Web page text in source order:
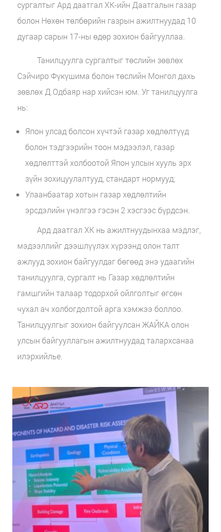
сургалтыг Ард даатгал ХК-ийн Даатгалын газар
болон Нөхөн төлбөрийн газрын ажилтнуудад 10
дугаар сарын 17-ны өдөр зохион байгууллаа.
Танилцуулга сургалтыг төслийн зөвлөх
Сэйчиро Фүкүшима болон төслийн Монгол дахь
зөвлөх Д.Одбаяр нар хийсэн юм. Уг танилцуулга
нь:
Япон улсад болсон хүчтэй газар хөдлөлтүүд
болон тэдгээрийн тоон мэдээлэл, газар
хөдлөлттэй холбоотой Япон улсын хууль эрх
зүйн зохицуулалтууд, стандарт нормууд;
Улаанбаатар хотын газар хөдлөлтийн
эрсдэлийн үнэлгээ гэсэн 2 хэсгээс бүрдсэн.
Ард даатгал ХК нь ажилтнуудынхаа мэдлэг,
мэдээллийг дээшлүүлэх хүрээнд олон талт
ажлууд зохион байгуулдаг бөгөөд энэ удаагийн
танилцуулга, сургалт нь Газар хөдлөлтийн
гамшгийн талаар тодорхой ойлголтыг өгсөн
чухал ач холбогдолтой арга хэмжээ боллоо.
Танилцуулгыг зохион байгуулсан ЖАЙКА олон
улсын байгууллагын ажилтнуудад талархсанаа
илэрхийлье.